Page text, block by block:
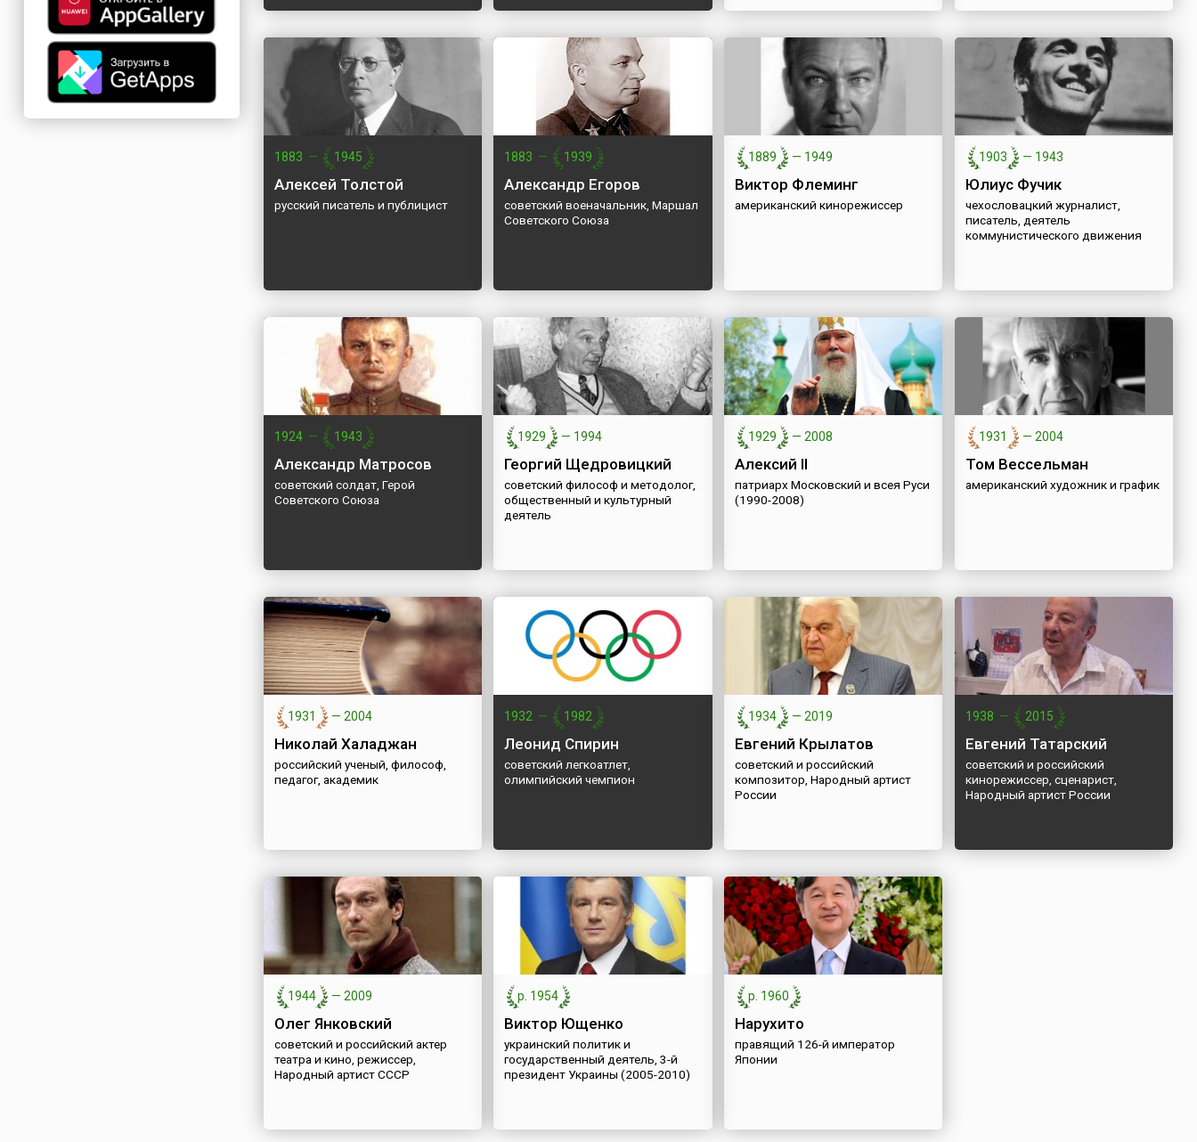
1883 — 1945
Алексей Толстой
русский писатель и публицист
1883 — 1939
Александр Егоров
советский военачальник, Маршал
Советского Союза
1889 — 1949
Виктор Флеминг
американский кинорежиссер
1903 — 1943
Юлиус Фучик
чехословацкий журналист,
писатель, деятель
коммунистического движения
1924 — 1943
Александр Матросов
советский солдат, Герой
Советского Союза
1929 — 1994
Георгий Щедровицкий
советский философ и методолог,
общественный и культурный
деятель
1929 —2008
Алексий II
патриарх Московский и всея Руси
(1990-2008)
1931 — 2004
Том Вессельман
американский художник и график
1931 — 2004
Николай Халаджан
российский ученый, философ,
педагог, академик
1932 — 1982
Леонид Спирин
советский легкоатлет,
олимпийский чемпион
1934 —2019
Евгений Крылатов
советский и российский
композитор, Народный артист
России
1938 — 2015
Евгений Татарский
советский и российский
кинорежиссер, сценарист,
Народный артист России
1944 — 2009
Олег Янковский
советский и российский актер
театра и кино, режиссер,
Народный артист СССР
р. 1954
Виктор Ющенко
украинский политик и
государственный деятель, 3-й
президент Украины (2005-2010)
р. 1960
Нарухито
правящий 126-й император
Японии